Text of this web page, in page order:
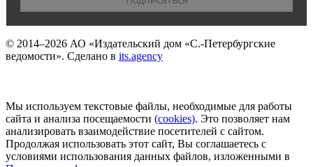
© 2014–2026 АО «Издательский дом «С.-Петербургские
ведомости». Сделано в its.agency
Мы используем текстовые файлы, необходимые для работы
сайта и анализа посещаемости (сookies). Это позволяет нам
анализировать взаимодействие посетителей с сайтом.
Продолжая использовать этот сайт, Вы соглашаетесь с
условиями использования данных файлов, изложенными в